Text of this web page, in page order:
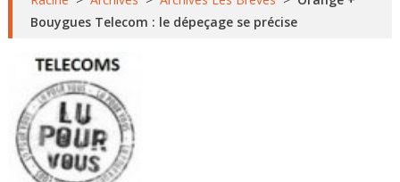
Bouygues Telecom : le dépeçage se précise